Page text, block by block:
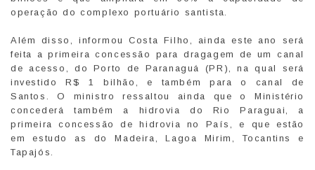
operação do complexo portuário santista.
Além disso, informou Costa Filho, ainda este ano será
feita a primeira concessão para dragagem de um canal
de acesso, do Porto de Paranaguá (PR), na qual será
investido R$ 1 bilhão, e também para o canal de
Santos. O ministro ressaltou ainda que o Ministério
concederá também a hidrovia do Rio Paraguai, a
primeira concessão de hidrovia no País, e que estão
em estudo as do Madeira, Lagoa Mirim, Tocantins e
Tapajós.